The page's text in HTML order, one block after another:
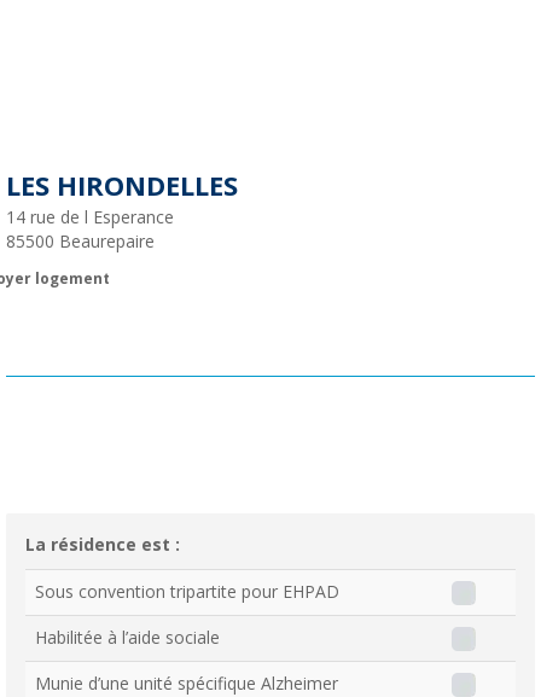
LES HIRONDELLES
14 rue de l Esperance
85500 Beaurepaire
logement
La résidence est :
Sous convention tripartite pour EHPAD
Habilitée à l’aide sociale
Munie d’une unité spécifique Alzheimer